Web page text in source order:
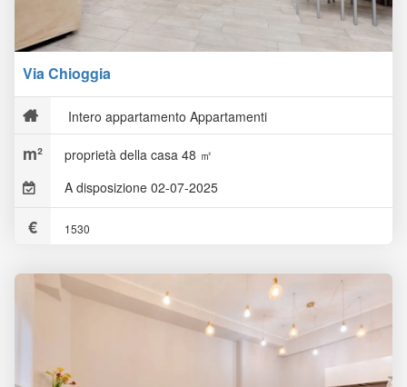
Via Chioggia
Intero appartamento Appartamenti
proprietà della casa 48 ㎡
A disposizione 02-07-2025
1530